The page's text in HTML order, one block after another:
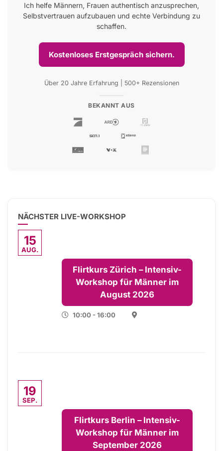
Ich helfe Männern, Frauen authentisch anzusprechen,
Selbstvertrauen aufzubauen und echte Verbindung zu
schaffen.
Kostenloses Erstgespräch sichern.
Über 20 Jahre Erfahrung | 500+ Rezensionen
BEKANNT AUS
NÄCHSTER LIVE-WORKSHOP
15
AUG.
Flirtkurs Zürich – Intensiv-
Workshop für Männer im
August 2026
10:00 - 16:00
19
SEP.
Flirtkurs Berlin – Intensiv-
Workshop für Männer im
September 2026